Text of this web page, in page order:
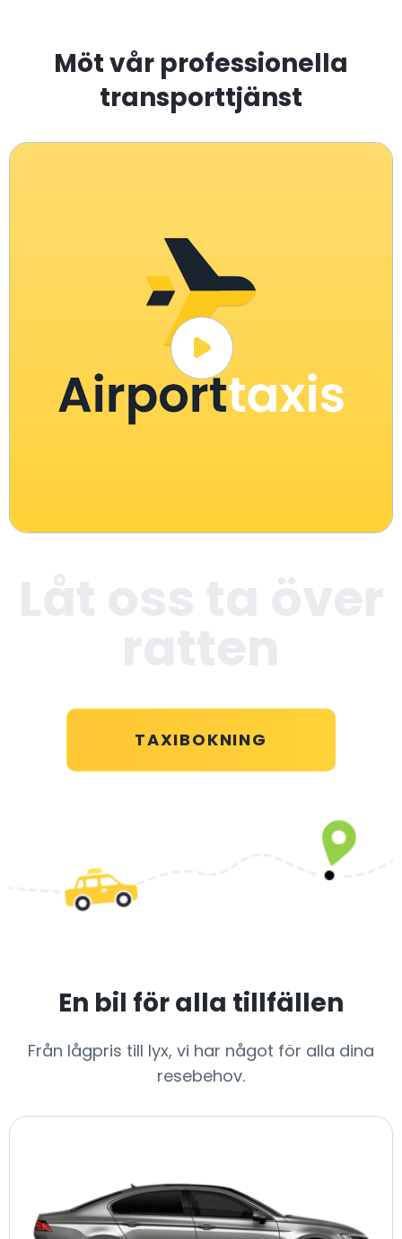
Möt vår professionella
transporttjänst
TAXIBOKNING
En bil för alla tillfällen
Från lågpris till lyx, vi har något för alla dina
resebehov.